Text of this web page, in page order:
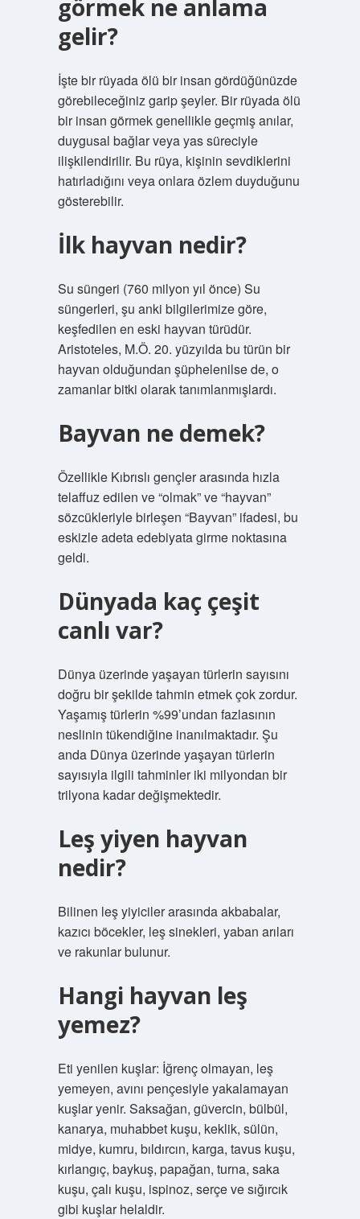
görmek ne anlama
gelir?
İşte bir rüyada ölü bir insan gördüğünüzde
görebileceğiniz garip şeyler. Bir rüyada ölü
bir insan görmek genellikle geçmiş anılar,
duygusal bağlar veya yas süreciyle
ilişkilendirilir. Bu rüya, kişinin sevdiklerini
hatırladığını veya onlara özlem duyduğunu
gösterebilir.
İlk hayvan nedir?
Su süngeri (760 milyon yıl önce) Su
süngerleri, şu anki bilgilerimize göre,
keşfedilen en eski hayvan türüdür.
Aristoteles, M.Ö. 20. yüzyılda bu türün bir
hayvan olduğundan şüphelenilse de, o
zamanlar bitki olarak tanımlanmışlardı.
Bayvan ne demek?
Özellikle Kıbrıslı gençler arasında hızla
telaffuz edilen ve “olmak” ve “hayvan”
sözcükleriyle birleşen “Bayvan” ifadesi, bu
eskizle adeta edebiyata girme noktasına
geldi.
Dünyada kaç çeşit
canlı var?
Dünya üzerinde yaşayan türlerin sayısını
doğru bir şekilde tahmin etmek çok zordur.
Yaşamış türlerin %99’undan fazlasının
neslinin tükendiğine inanılmaktadır. Şu
anda Dünya üzerinde yaşayan türlerin
sayısıyla ilgili tahminler iki milyondan bir
trilyona kadar değişmektedir.
Leş yiyen hayvan
nedir?
Bilinen leş yiyiciler arasında akbabalar,
kazıcı böcekler, leş sinekleri, yaban arıları
ve rakunlar bulunur.
Hangi hayvan leş
yemez?
Eti yenilen kuşlar: İğrenç olmayan, leş
yemeyen, avını pençesiyle yakalamayan
kuşlar yenir. Saksağan, güvercin, bülbül,
kanarya, muhabbet kuşu, keklik, sülün,
midye, kumru, bıldırcın, karga, tavus kuşu,
kırlangıç, baykuş, papağan, turna, saka
kuşu, çalı kuşu, ispinoz, serçe ve sığırcık
gibi kuşlar helaldir.